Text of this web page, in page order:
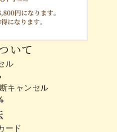
いて
ル
キャンセル
ード